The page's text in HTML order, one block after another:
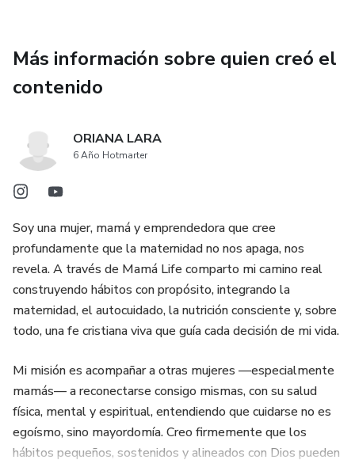
Más información sobre quien creó el
contenido
ORIANA LARA
6 Año Hotmarter
Soy una mujer, mamá y emprendedora que cree
profundamente que la maternidad no nos apaga, nos
revela. A través de Mamá Life comparto mi camino real
construyendo hábitos con propósito, integrando la
maternidad, el autocuidado, la nutrición consciente y, sobre
todo, una fe cristiana viva que guía cada decisión de mi vida.
Mi misión es acompañar a otras mujeres —especialmente
mamás— a reconectarse consigo mismas, con su salud
física, mental y espiritual, entendiendo que cuidarse no es
egoísmo, sino mayordomía. Creo firmemente que los
hábitos pequeños, sostenidos y alineados con Dios pueden